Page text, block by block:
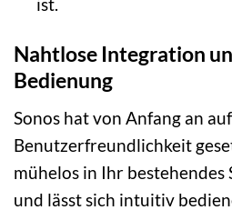
ist.
Nahtlose Integration
Bedienung
Sonos hat von Anfang an
Benutzerfreundlichkeit
mühelos in Ihr bestehendes
und lässt sich intuitiv